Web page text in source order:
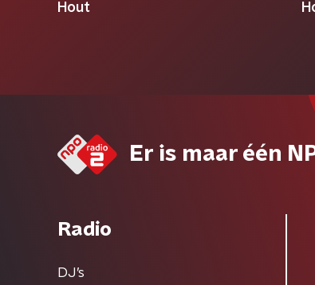
Hout
Er is maar één
Radio
DJ’s